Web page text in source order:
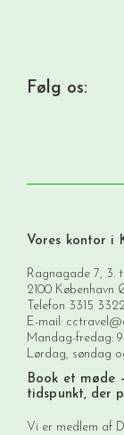
Følg os:
Vores kontor i
Ragnagade 7, 3.
2100 København
Telefon 3315
E-mail:
Mandag-fredag:
Lørdag, søndag
Book et møde
tidspunkt, der
Vi er medlem af